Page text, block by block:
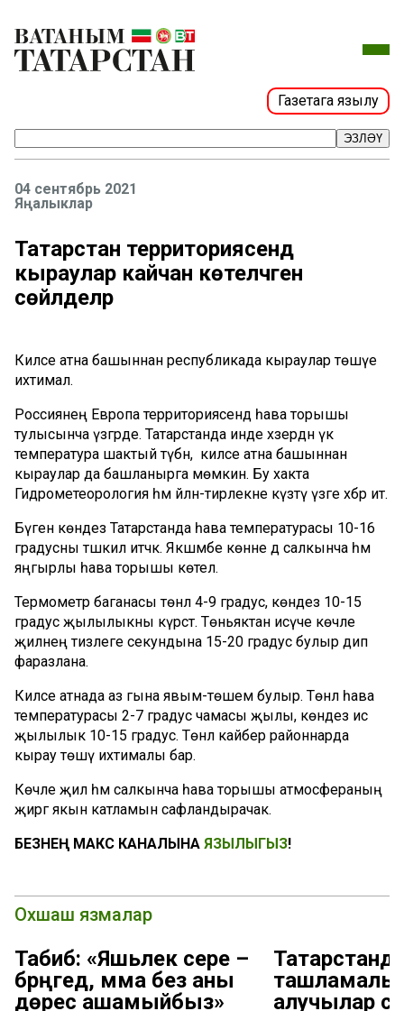
Газетага язылу
ЭЗЛӘҮ
04 сентябрь 2021
Яңалыклар
Татарстан территориясендә
кыраулар кайчан көтеләчәген
сөйләделәр
Киләсе атна башыннан республикада кыраулар төшүе
ихтимал.
Россиянең Европа территориясендә һава торышы
тулысынча үзгәрде. Татарстанда инде хәзердән үк
температура шактый түбән, ә киләсе атна башыннан
кыраулар да башланырга мөмкин. Бу хакта
Гидрометеорология һәм әйләнә-тирәлекне күзәтү үзәге хәбәр итә.
Бүген көндез Татарстанда һава температурасы 10-16
градусны тәшкил итәчәк. Якшәмбе көнне дә салкынча һәм
яңгырлы һава торышы көтелә.
Термометр баганасы төнлә 4-9 градус, көндез 10-15
градус җылылыкны күрсәтә. Төньяктан исүче көчле
җилнең тизлеге секундына 15-20 градус булыр дип
фаразлана.
Киләсе атнада аз гына явым-төшем булыр. Төнлә һава
температурасы 2-7 градус чамасы җылы, көндез исә
җылылык 10-15 градус. Төнлә кайбер районнарда
кырау төшү ихтималы бар.
Көчле җил һәм салкынча һава торышы атмосфераның
җиргә якын катламын сафландырачак.
БЕЗНЕҢ МАКС КАНАЛЫНА ЯЗЫЛЫГЫЗ!
Охшаш язмалар
Табиб: «Яшьлек сере –
бәрәңгедә, әмма без аны
дөрес ашамыйбыз»
ташламалы
алучылар